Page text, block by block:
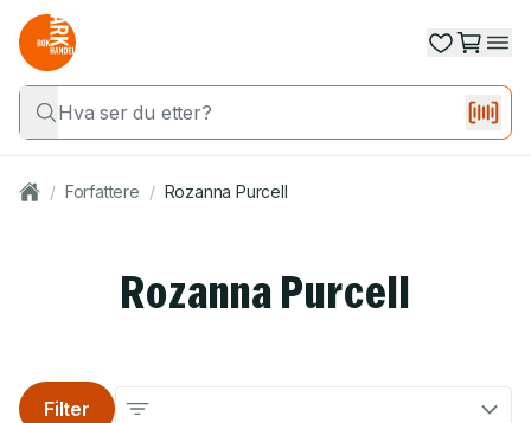
/ Forfattere / Rozanna Purcell
Rozanna Purcell
Filter